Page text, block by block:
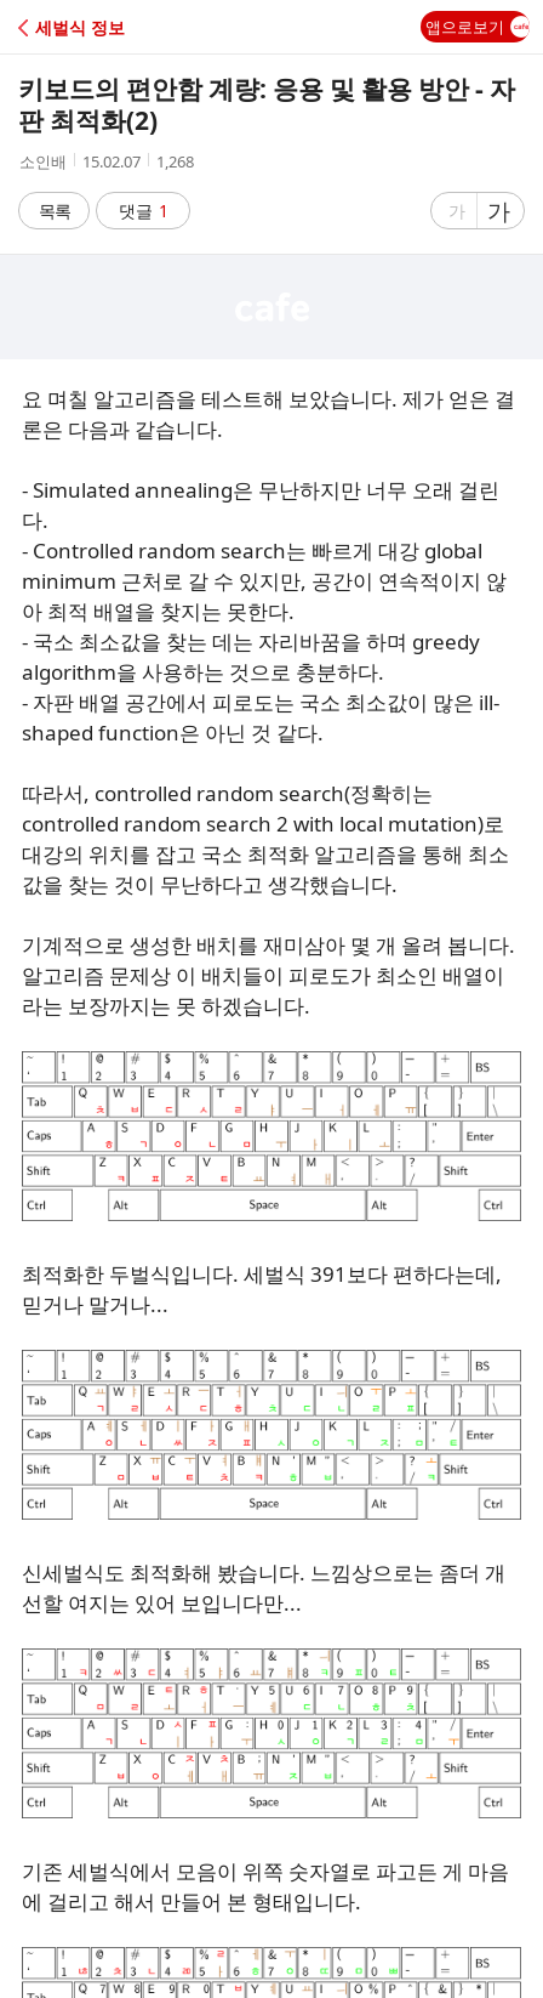
C
A
세벌식 정보 앱으로보기
키보드의 편안함 계량: 응용 및 활용 방안 - 자
판 최적화(2)
작
자
소인배
작
시
간
15.02.07
조
수
1,268
목록 댓글 1
글
게
가
글
자
게
가
요 며칠 알고리즘을 테스트해 보았습니다. 제가 얻은 결
론은 다음과 같습니다.
- Simulated annealing은 무난하지만 너무 오래 걸린
다.
- Controlled random search는 빠르게 대강 global
minimum 근처로 갈 수 있지만, 공간이 연속적이지 않
아 ​최적 배열을 찾지는 못한다.
- 국소 최소값을 찾는 데는 자리바꿈을 하며 greedy
algorithm을 사용하는 것으로 충분하다.
- 자판 배열 공간에서 피로도는 국소 최소값이 많은 ill-
shaped function은 아닌 것 같다.
따라서, controlled random search(정확히는
controlled random search 2 with local mutation)로
대강의 위치를 잡고 국소 최적화 알고리즘을 통해 최소
값을 찾는 것이 무난하다고 생각했습니다.
기계적으로 생성한 배치를 재미삼아 몇 개 올려 봅니다.
알고리즘 문제상 이 배치들이 피로도가 최소인 배열이
라는 보장까지는 못 하겠습니다.
최적화한 두벌식입니다. 세벌식 391보다 편하다는데,
믿거나 말거나...
신세벌식도 최적화해 봤습니다. 느낌상으로는 좀더 개
선할 여지는 있어 보입니다만...
기존 세벌식에서 모음이 위쪽 숫자열로 파고든 게 마음
에 걸리고 해서 만들어 본 형태입니다.